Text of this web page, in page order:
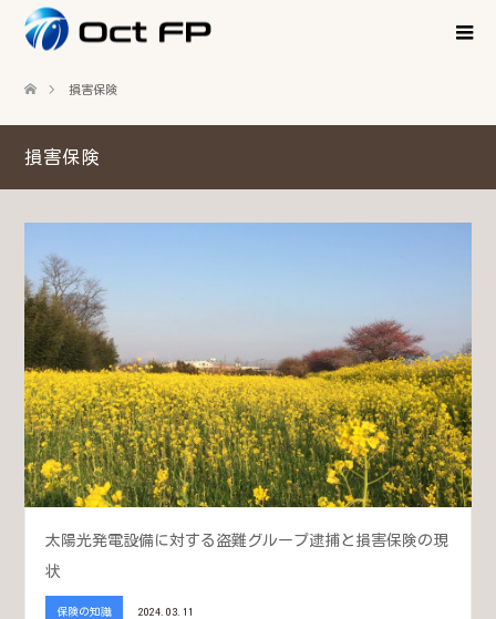
損害保険
損害保険
太陽光発電設備に対する盗難グループ逮捕と損害保険の現
状
保険の知識 2024.03.11